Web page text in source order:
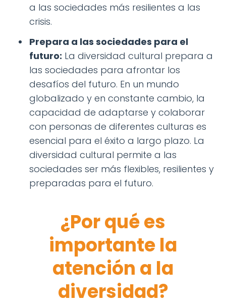
a las sociedades más resilientes a las
crisis.
Prepara a las sociedades para el
futuro: La diversidad cultural prepara a
las sociedades para afrontar los
desafíos del futuro. En un mundo
globalizado y en constante cambio, la
capacidad de adaptarse y colaborar
con personas de diferentes culturas es
esencial para el éxito a largo plazo. La
diversidad cultural permite a las
sociedades ser más flexibles, resilientes y
preparadas para el futuro.
¿Por qué es
importante la
atención a la
diversidad?